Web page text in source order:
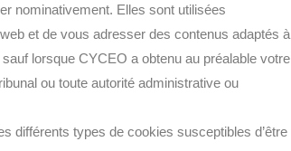
nominativement. Elles sont utilisées
et de vous adresser des contenus adaptés à
lorsque CYCEO a obtenu au préalable votre
ou toute autorité administrative ou
différents types de cookies susceptibles d’être